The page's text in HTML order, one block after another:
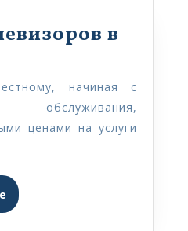
в
начиная с
обслуживания,
ценами на услуги
Подробнее